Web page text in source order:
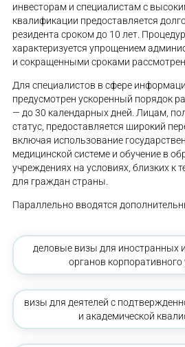
инвесторам и специалистам с
квалификации предоставляется
резидента сроком до 10 лет.
характеризуется упрощением
и сокращенными сроками
Для специалистов в сфере
предусмотрен ускоренный порядок
— до 30 календарных дней. Лицам,
статус, предоставляется широкий
включая использование
медицинской системе и обучение в
учреждениях на условиях, близких к
для граждан страны.
Параллельно вводятся
деловые визы для иностранных
органов корпоративного
визы для деятелей с
и академической